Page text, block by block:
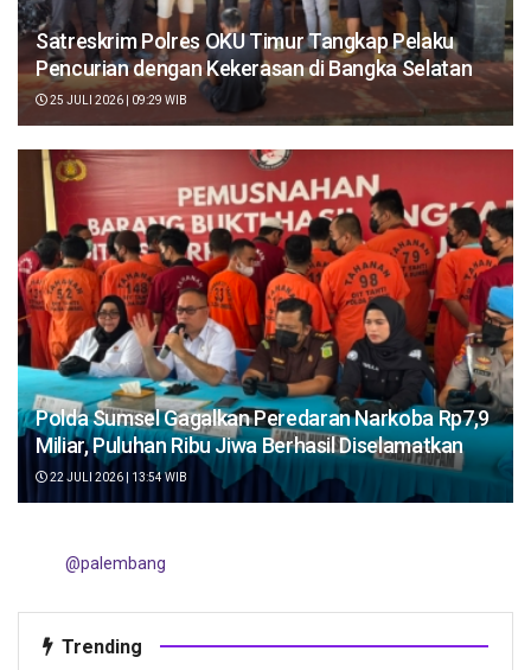
Satreskrim Polres OKU Timur Tangkap Pelaku
Pencurian dengan Kekerasan di Bangka Selatan
25 JULI 2026 | 09:29 WIB
Polda Sumsel Gagalkan Peredaran Narkoba Rp7,9
Miliar, Puluhan Ribu Jiwa Berhasil Diselamatkan
22 JULI 2026 | 13:54 WIB
@palembang
Trending